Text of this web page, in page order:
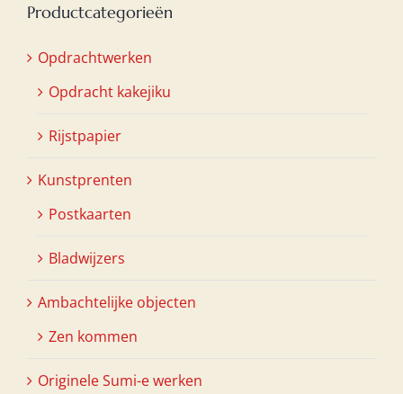
Productcategorieën
Opdrachtwerken
Opdracht kakejiku
Rijstpapier
Kunstprenten
Postkaarten
Bladwijzers
Ambachtelijke objecten
Zen kommen
Originele Sumi-e werken